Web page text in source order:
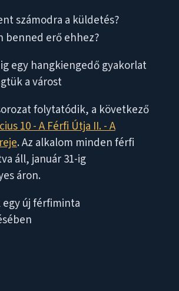
számodra a küldetés?
benned erő ehhez?
egy hangkiengedő gyakorlat
a várost
folytatódik, a következő
10 - A Férfi Útja II. - A
. Az alkalom minden férfi
áll, január 31-ig
áron.
új férfiminta